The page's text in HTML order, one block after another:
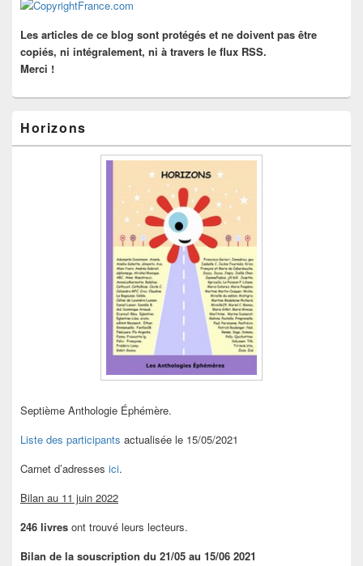
barre
Les articles de ce blog sont protégés et ne doivent pas être
copiés, ni intégralement, ni à travers le flux RSS.
Merci !
Horizons
Septième Anthologie Éphémère.
Liste des participants actualisée le 15/05/2021
Carnet d’adresses ici.
Bilan au 11 juin 2022
246 livres ont trouvé leurs lecteurs.
Bilan de la souscription du 21/05 au 15/06 2021